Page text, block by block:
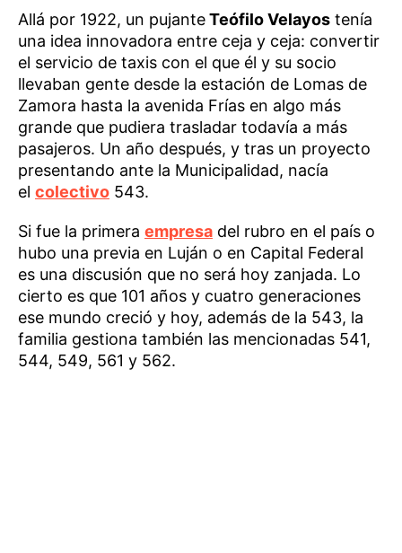
Allá por 1922, un pujanteTeófilo Velayos tenía
una idea innovadora entre ceja y ceja: convertir
el servicio de taxis con el que él y su socio
llevaban gente desde la estación de Lomas de
Zamora hasta la avenida Frías en algo más
grande que pudiera trasladar todavía a más
pasajeros. Un año después, y tras un proyecto
presentando ante la Municipalidad, nacía
el colectivo 543.
Si fue la primera empresa del rubro en el país o
hubo una previa en Luján o en Capital Federal
es una discusión que no será hoy zanjada. Lo
cierto es que 101 años y cuatro generaciones
ese mundo creció y hoy, además de la 543, la
familia gestiona también las mencionadas 541,
544, 549, 561 y 562.